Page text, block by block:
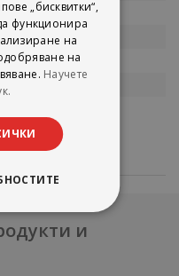
и
„бисквитки“,
функционира
на
на
Научете